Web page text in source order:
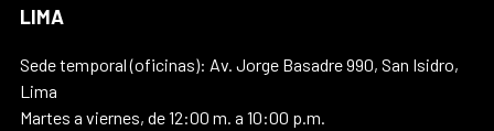
LIMA
Sede temporal (oficinas): Av. Jorge Basadre 990, San Isidro,
Lima
Martes a viernes, de 12:00 m. a 10:00 p.m.